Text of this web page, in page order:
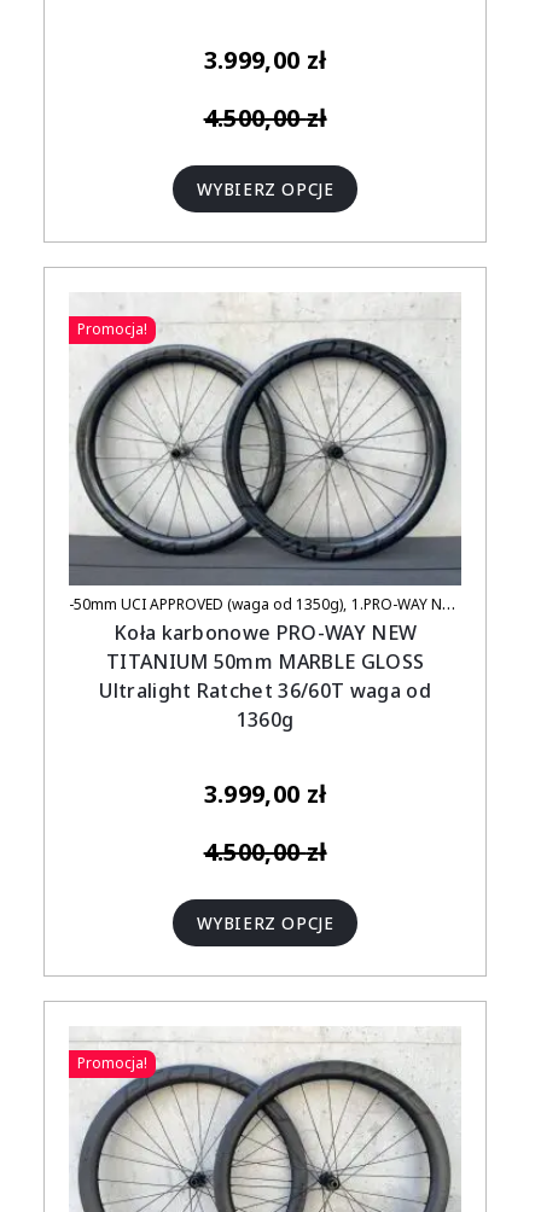
3.999,00 zł
4.500,00zł
WYBIERZ OPCJE
Promocja!
-50mm UCI APPROVED (waga od 1350g) 1.PRO-WAY NEW TITANIUM (UCI APPROVED)
Koła karbonowe PRO-WAY NEW
TITANIUM 50mm MARBLE GLOSS
Ultralight Ratchet 36/60T waga od
1360g
3.999,00 zł
4.500,00zł
WYBIERZ OPCJE
Promocja!